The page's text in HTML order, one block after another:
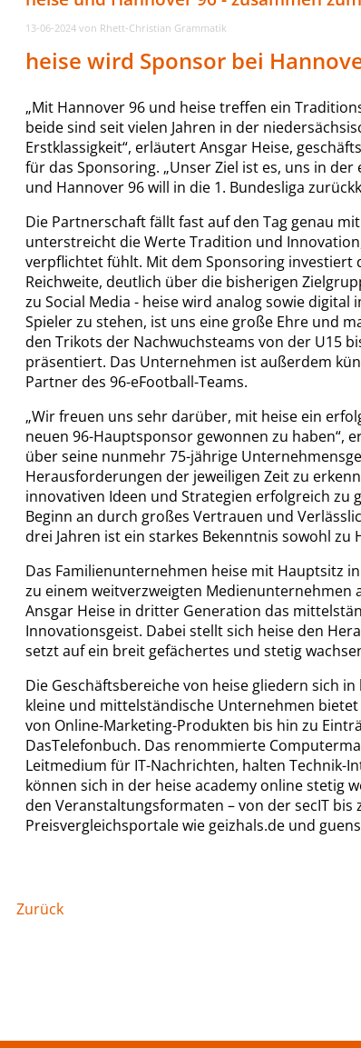
13-06-2024 von Rhett-Christian Grammatik
heise wird Sponsor bei
„Mit Hannover 96 und heise treffen ein
beide sind seit vielen Jahren in der
Erstklassigkeit“, erläutert Ansgar Heise,
für das Sponsoring. „Unser Ziel ist es, uns in
und Hannover 96 will in die 1. Bundesliga
Die Partnerschaft fällt fast auf den Tag genau
unterstreicht die Werte Tradition und
verpflichtet fühlt. Mit dem Sponsoring
Reichweite, deutlich über die bisherigen
zu Social Media - heise wird analog sowie
Spieler zu stehen, ist uns eine große Ehre und
den Trikots der Nachwuchsteams von der U15
präsentiert. Das Unternehmen ist außerdem
Partner des 96-eFootball-Teams.
„Wir freuen uns sehr darüber, mit heise ein
neuen 96-Hauptsponsor gewonnen zu haben“,
über seine nunmehr 75-jährige
Herausforderungen der jeweiligen Zeit zu
innovativen Ideen und Strategien erfolgreich zu
Beginn an durch großes Vertrauen und
drei Jahren ist ein starkes Bekenntnis sowohl zu
Das Familienunternehmen heise mit Hauptsitz
zu einem weitverzweigten Medienunternehmen
Ansgar Heise in dritter Generation das
Innovationsgeist. Dabei stellt sich heise den
setzt auf ein breit gefächertes und stetig
Die Geschäftsbereiche von heise gliedern sich
kleine und mittelständische Unternehmen
von Online-Marketing-Produkten bis hin zu
DasTelefonbuch. Das renommierte
Leitmedium für IT-Nachrichten, halten Technik-
können sich in der heise academy online stetig
den Veranstaltungsformaten – von der secIT
Preisvergleichsportale wie geizhals.de und
Zurück